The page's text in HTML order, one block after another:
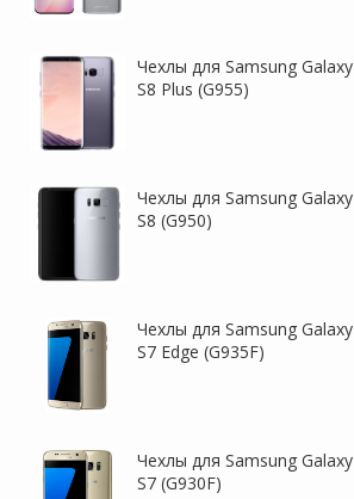
Чехлы для Samsung Galaxy
S8 Plus (G955)
Чехлы для Samsung Galaxy
S8 (G950)
Чехлы для Samsung Galaxy
S7 Edge (G935F)
Чехлы для Samsung Galaxy
S7 (G930F)